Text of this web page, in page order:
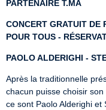
PARTENAIRE T.MA
CONCERT GRATUIT DE
POUR TOUS -
PAOLO ALDERIGHI -
Après la traditionnelle
chacun puisse choisir
ce sont Paolo Alderighi et